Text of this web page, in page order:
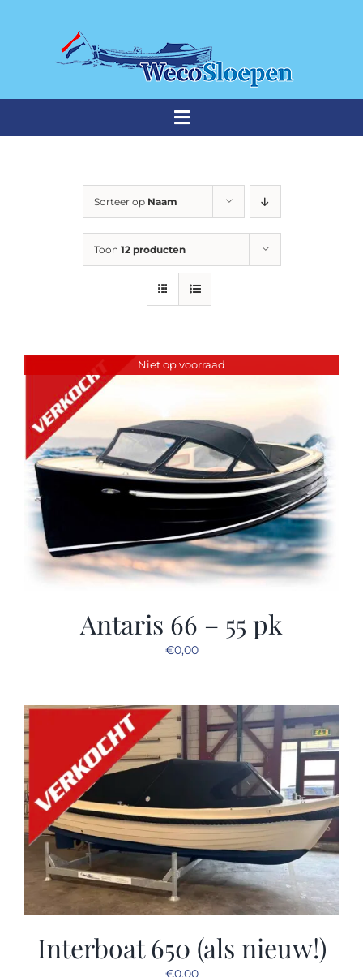
Toggle
THUISHAVEN
Weco sloepen
Stalling & onderhoud
Sloep huren
Afspraak maken
Sorteer op Naam
Toon 12 producten
Niet op voorraad
Antaris 66 – 55 pk
€0,00
Interboat 650 (als nieuw!)